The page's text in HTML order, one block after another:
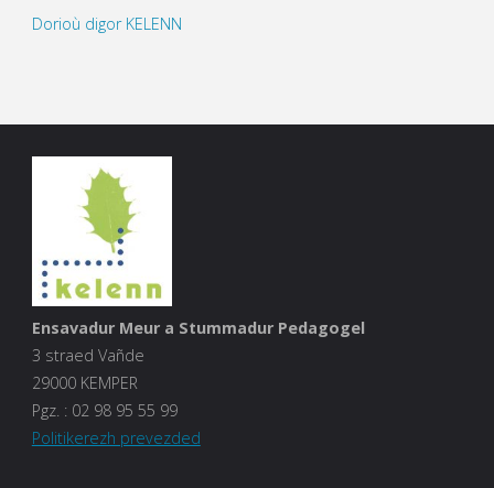
Dorioù digor KELENN
Ensavadur Meur a Stummadur Pedagogel
3 straed Vañde
29000 KEMPER
Pgz. :02 98 95 55 99
Politikerezh prevezded